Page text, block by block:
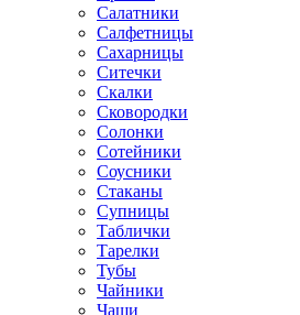
Салатники
Салфетницы
Сахарницы
Ситечки
Скалки
Сковородки
Солонки
Сотейники
Соусники
Стаканы
Супницы
Таблички
Тарелки
Тубы
Чайники
Чаши